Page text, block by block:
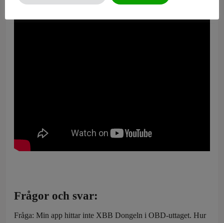
Frågor och svar:
Fråga: Min app hittar inte XBB Dongeln i OBD-uttaget. Hur